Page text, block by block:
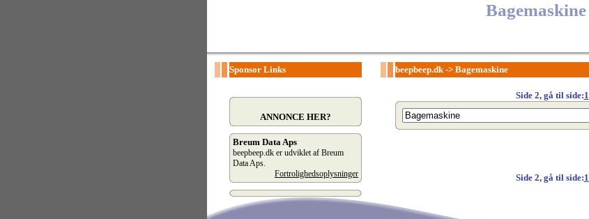
Bagemaskine
Sponsor Links beepbeep.dk-> Bagemaskine
ANNONCE HER?
Breum Data Aps
beepbeep.dk er udviklet af Breum
Data Aps.
Fortrolighedsoplysninger
Side 2, gå til side:1
Side 2, gå til side:1